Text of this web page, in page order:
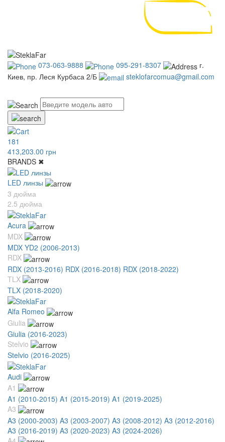
073-063-9888 095-291-8307
г.
Киев, пр. Леся Курбаса 2/Б
steklofarcomua@gmail.com
181
413,203.00 грн
BRANDS ✖
LED линзы
3 дюйма
2.5 дюйма
Acura
MDX
MDX YD2 (2006-2013)
RDX
RDX (2013-2016) RDX (2016-2018) RDX (2018-2022)
TLX
TLX (2018-2020)
Alfa Romeo
Giulia
Giulia (2016-2023)
Stelvio
Stelvio (2016-2025)
Audi
A1
A1 (2010-2015) A1 (2015-2019) A1 (2019-2025)
A3
A3 (2000-2003) A3 (2003-2007) A3 (2008-2012) A3 (2012-2016)
A3 (2016-2019) A3 (2020-2023) A3 (2024-2026)